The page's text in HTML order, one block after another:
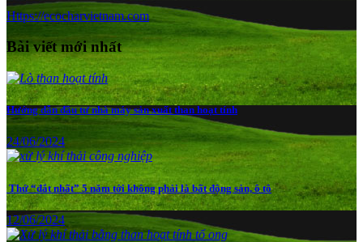
Https://ecocharvietnam.com
Bài viết mới nhất
Hướng dẫn đầu tư nhà máy sản xuất than hoạt tính
24/06/2024
Thứ “đắt nhất” 5 năm tới không phải là bất động sản, ô tô
12/06/2024